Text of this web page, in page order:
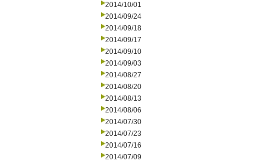
2014/10/01
2014/09/24
2014/09/18
2014/09/17
2014/09/10
2014/09/03
2014/08/27
2014/08/20
2014/08/13
2014/08/06
2014/07/30
2014/07/23
2014/07/16
2014/07/09